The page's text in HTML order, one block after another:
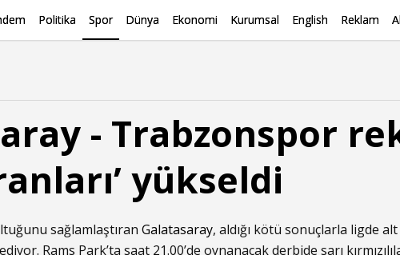
Politika Spor Dünya Ekonomi Kurumsal English Reklam
- Trabzonspor
yükseldi
sağlamlaştıran Galatasaray, aldığı kötü sonuçlarla ligde
Rams Park’ta saat 21.00’de oynanacak derbide sarı